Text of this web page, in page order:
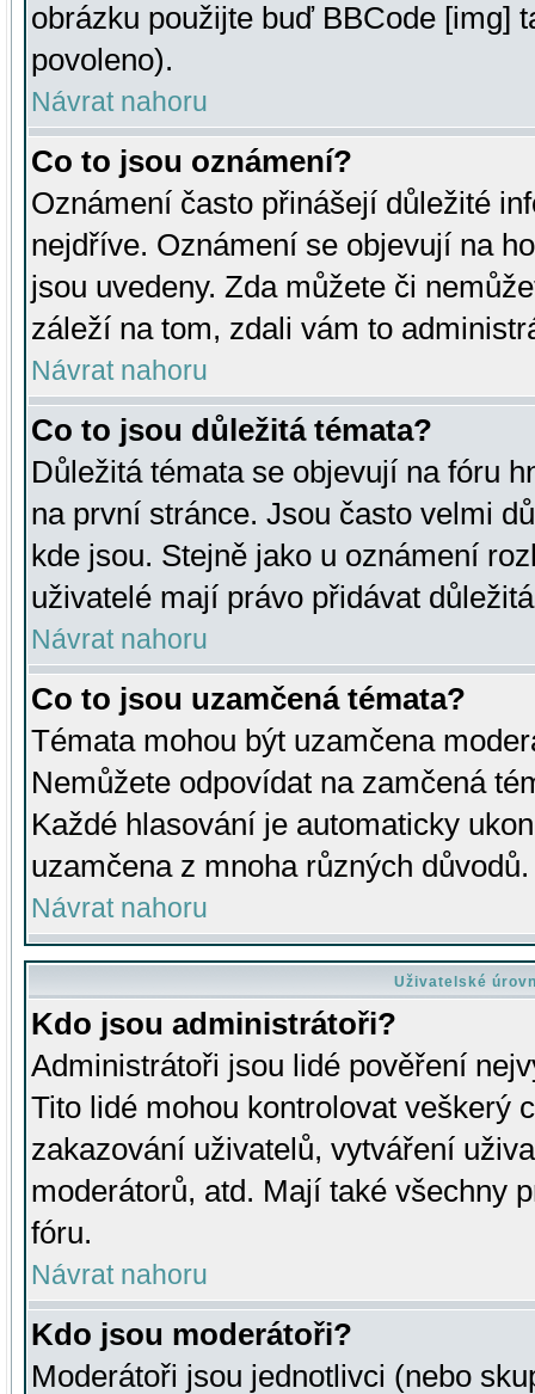
obrázku použijte buď BBCode [img]
povoleno).
Návrat nahoru
Co to jsou oznámení?
Oznámení často přinášejí důležité
nejdříve. Oznámení se objevují na
jsou uvedeny. Zda můžete či
záleží na tom, zdali vám to
Návrat nahoru
Co to jsou důležitá témata?
Důležitá témata se objevují na fóru
na první stránce. Jsou často velmi
kde jsou. Stejně jako u oznámení
uživatelé mají právo přidávat
Návrat nahoru
Co to jsou uzamčená témata?
Témata mohou být uzamčena
Nemůžete odpovídat na zamčená
Každé hlasování je automaticky
uzamčena z mnoha různých důvodů.
Návrat nahoru
Uživatelské
Kdo jsou administrátoři?
Administrátoři jsou lidé pověření
Tito lidé mohou kontrolovat veškerý
zakazování uživatelů, vytváření
moderátorů, atd. Mají také všechny
fóru.
Návrat nahoru
Kdo jsou moderátoři?
Moderátoři jsou jednotlivci (nebo